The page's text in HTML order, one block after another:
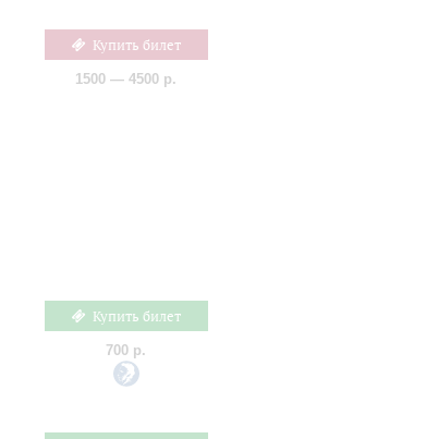
Купить билет
1500 — 4500 р.
Купить билет
700 р.